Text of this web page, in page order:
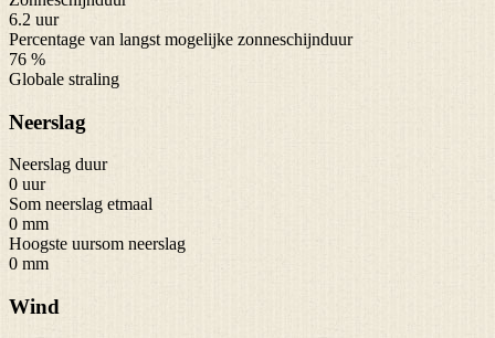
6.2 uur
Percentage van langst mogelijke zonneschijnduur
76 %
Globale straling
Neerslag
Neerslag duur
0 uur
Som neerslag etmaal
0 mm
Hoogste uursom neerslag
0 mm
Wind